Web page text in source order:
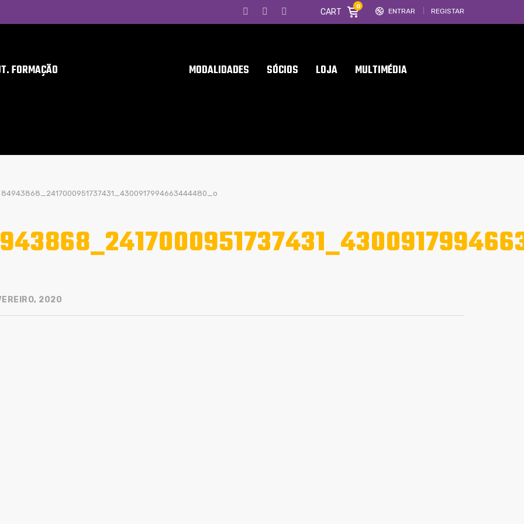
ENTRAR REGISTAR
CART
0
FORMAÇÃO MODALIDADES SÓCIOS LOJA MULTIMÉDIA
84943868_2417000951737431_4300917994663444480_o
2020